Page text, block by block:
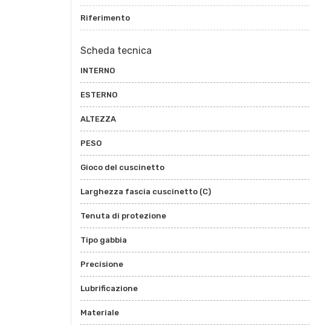
Riferimento
Scheda tecnica
INTERNO
ESTERNO
ALTEZZA
PESO
Gioco del cuscinetto
Larghezza fascia cuscinetto (C)
Tenuta di protezione
Tipo gabbia
Precisione
Lubrificazione
Materiale